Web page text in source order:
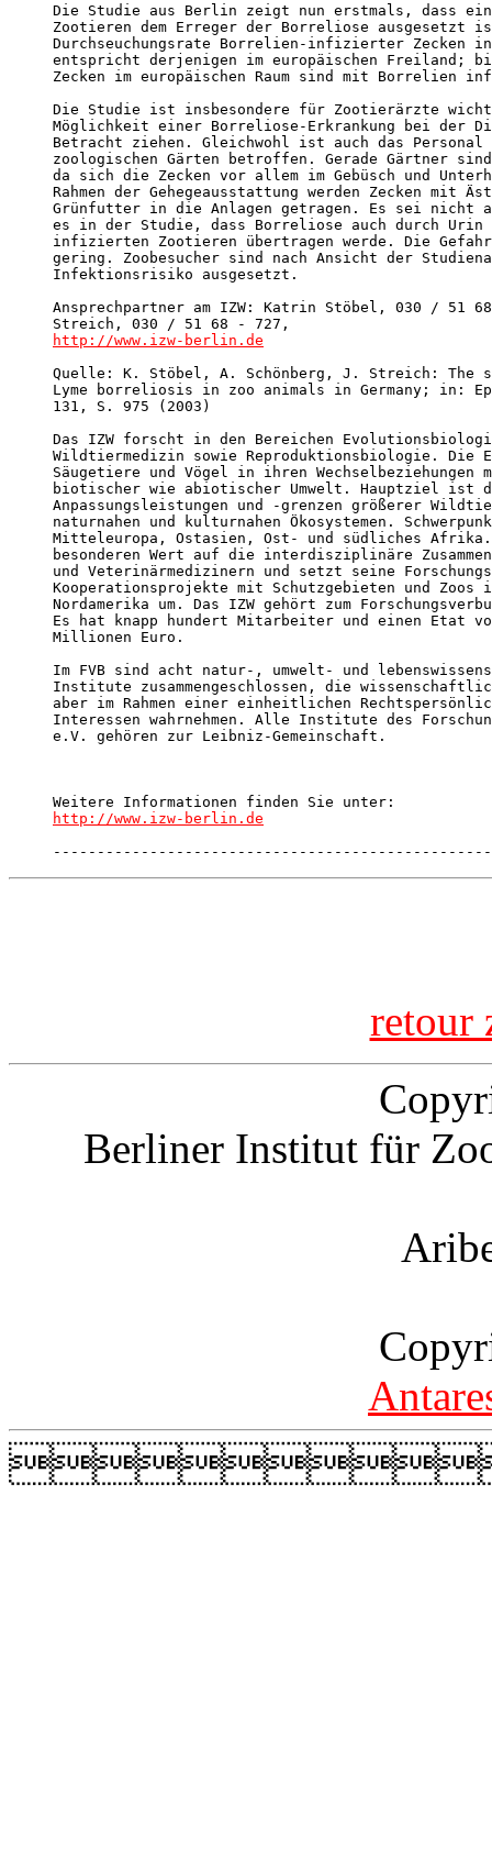
Die Studie aus Berlin zeigt nun erstmals, dass
Zootieren dem Erreger der Borreliose ausgesetzt
Durchseuchungsrate Borrelien-infizierter Zecken
entspricht derjenigen im europäischen Freiland;
Zecken im europäischen Raum sind mit Borrelien
Die Studie ist insbesondere für Zootierärzte
Möglichkeit einer Borreliose-Erkrankung bei der
Betracht ziehen. Gleichwohl ist auch das Personal
zoologischen Gärten betroffen. Gerade Gärtner
da sich die Zecken vor allem im Gebüsch und
Rahmen der Gehegeausstattung werden Zecken mit
Grünfutter in die Anlagen getragen. Es sei nicht
es in der Studie, dass Borreliose auch durch Urin
infizierten Zootieren übertragen werde. Die
gering. Zoobesucher sind nach Ansicht der
Infektionsrisiko ausgesetzt.
Ansprechpartner am IZW:	Katrin Stöbel, 030 / 51 68 - 504; Jürgen
http://www.izw-berlin.de
Quelle: K. Stöbel, A. Schönberg, J. Streich: The
Lyme borreliosis in zoo animals in Germany; in:
131, S. 975 (2003)
Das IZW forscht in den Bereichen
Wildtiermedizin sowie Reproduktionsbiologie. Die
Säugetiere und Vögel in ihren Wechselbeziehungen
biotischer wie abiotischer Umwelt. Hauptziel ist
Anpassungsleistungen und -grenzen größerer
naturnahen und kulturnahen Ökosystemen.
Mitteleuropa, Ostasien, Ost- und südliches
besonderen Wert auf die interdisziplinäre
und Veterinärmedizinern und setzt seine
Kooperationsprojekte mit Schutzgebieten und Zoos
Nordamerika um. Das IZW gehört zum
Es hat knapp hundert Mitarbeiter und einen Etat
Millionen Euro.
Im FVB sind acht natur-, umwelt- und
Institute zusammengeschlossen, die
aber im Rahmen einer einheitlichen
Interessen wahrnehmen. Alle Institute des
e.V. gehören zur Leibniz-Gemeinschaft.
http://www.izw-berlin.de
retour
Berliner Institut für